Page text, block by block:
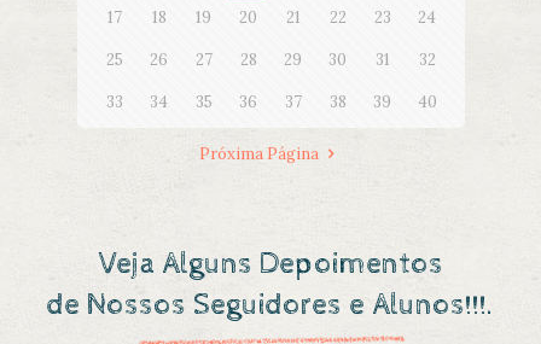
17 18 19 20 21 22 23 24
25 26 27 28 29 30 31 32
33 34 35 36 37 38 39 40
Próxima Página
Veja Alguns Depoimentos
de Nossos Seguidores e Alunos!!!.